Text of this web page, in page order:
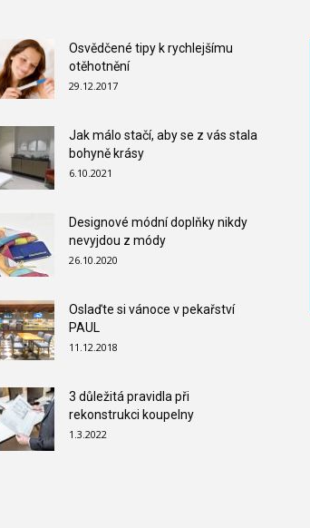
Osvědčené tipy k rychlejšímu
otěhotnění
29.12.2017
Jak málo stačí, aby se z vás stala
bohyně krásy
6.10.2021
Designové módní doplňky nikdy
nevyjdou z módy
26.10.2020
Oslaďte si vánoce v pekařství
PAUL
11.12.2018
3 důležitá pravidla při
rekonstrukci koupelny
1.3.2022